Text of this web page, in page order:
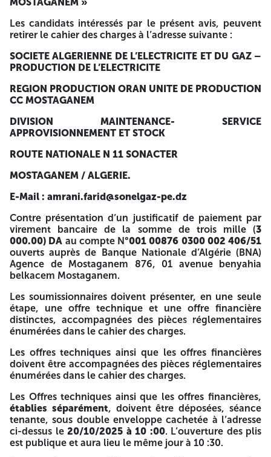
THERMIQUE CYCLE COMBINÉ DE MOSTAGANEM Offre
technique - À ne pas ouvrir Les enveloppes extérieures des
plis contenant les offres financières devront être
anonymes sans entête ni sigle et ne devront comporter
que les mentions suivantes : APPEL D’OFFRES NATIONAL
OUVERT N 02 /2025/S-PE/DRPO/MOS-CC. ACQUISITION
THERMIQUE CYCLE COMBINÉ DE MOSTAGANEM Offre
financières - À ne pas ouvrir. Toutes les offres doivent être
tard à la date limite du dépôt des offres une caution de
soumission supérieure à un pour cent (1 %) du montant de
algérienne de l’électricité et du gaz - Production de
l’électricité - Direction Région Production Oran - Unité de
Mostaganem insérée dans une enveloppe distincte et
scellée portant clairement la mention : “Caution de
soumission à n’ouvrir qu’à l’occasion de l’ouverture des
plis financiers”, et émise par une banque de droit algérien.
Les soumissionnaires ayant présenté des offres techniques
répondant aux exigences de la société algérienne de
l’électricité et du gaz - Production de l’électricité, jugées
conformes au cahier des charges, seront invités en même
séance à présenter leurs offres financières suivant les
conditions à fixer par la société algérienne de l’électricité
et du gaz - Production de l’électricité. Les soumissionnaires
restent engagés par leurs offres pour une durée de 180
jours à partir de la date limite d’ouverture des plis. A -=-=-
4514
SOCIETE ALGERIENNE DE L’ELECTRICITE ET DU GAZ-
PRODUCTION DE L’ELECTRICITE-
UNITE DE PRODUCTION MOSTAGANEM CC
ROUTE NATIONALE N 11 SONACTER – MOSTAGANEM
Email :
amrani.farid@sonalegaz-pe.dz
4514
Les candidats intéressés par le présent avis, peuvent
retirer le cahier des charges à l’adresse suivante :
SOCIETE ALGERIENNE DE L’ELECTRICITE ET DU GAZ –
PRODUCTION DE L’ELECTRICITE
REGION PRODUCTION ORAN UNITE DE PRODUCTION
CC MOSTAGANEM
DIVISION MAINTENANCE- SERVICE
APPROVISIONNEMENT ET STOCK
ROUTE NATIONALE N 11 SONACTER
MOSTAGANEM / ALGERIE.
E-Mail : amrani.farid@sonelgaz-pe.dz
Contre présentation d’un justificatif de paiement par
virement bancaire de la somme de trois mille (3
000.00) DA au compte N°001 00876 0300 002 406/51
ouverts auprès de Banque Nationale d’Algérie (BNA)
Agence de Mostaganem 876, 01 avenue benyahia
belkacem Mostaganem.
Les soumissionnaires doivent présenter, en une seule
étape, une offre technique et une offre financière
distinctes, accompagnées des pièces réglementaires
énumérées dans le cahier des charges.
Les offres techniques ainsi que les offres financières
doivent être accompagnées des pièces réglementaires
énumérées dans le cahier des charges.
Les Offres techniques ainsi que les offres financières,
établies séparément, doivent être déposées, séance
tenante, sous double enveloppe cachetée à l’adresse
ci-dessus le20/10/2025 à 10 :00. L’ouverture des plis
est publique et aura lieu le même jour à 10 :30.